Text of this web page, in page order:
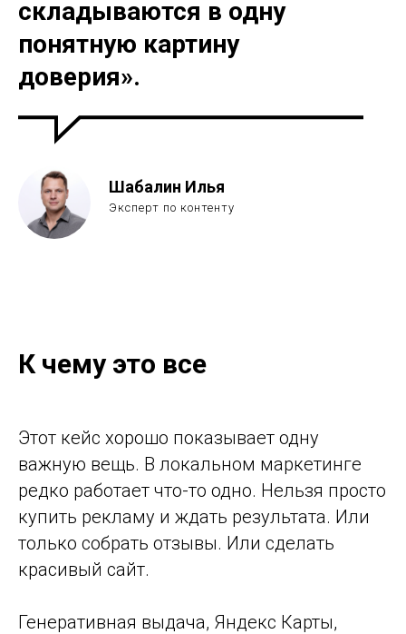
складываются в одну
понятную картину
доверия».
Шабалин Илья
Эксперт по контенту
К чему это все
Этот кейс хорошо показывает одну
важную вещь. В локальном маркетинге
редко работает что-то одно. Нельзя просто
купить рекламу и ждать результата. Или
только собрать отзывы. Или сделать
красивый сайт.
Генеративная выдача, Яндекс Карты,